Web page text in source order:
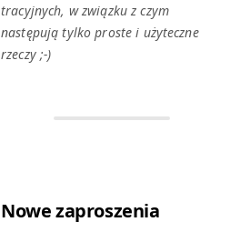
tra­cyjnych, w związku z czym
następu­ją tylko proste i użyteczne
rzeczy ;-)
Nowe zaproszenia